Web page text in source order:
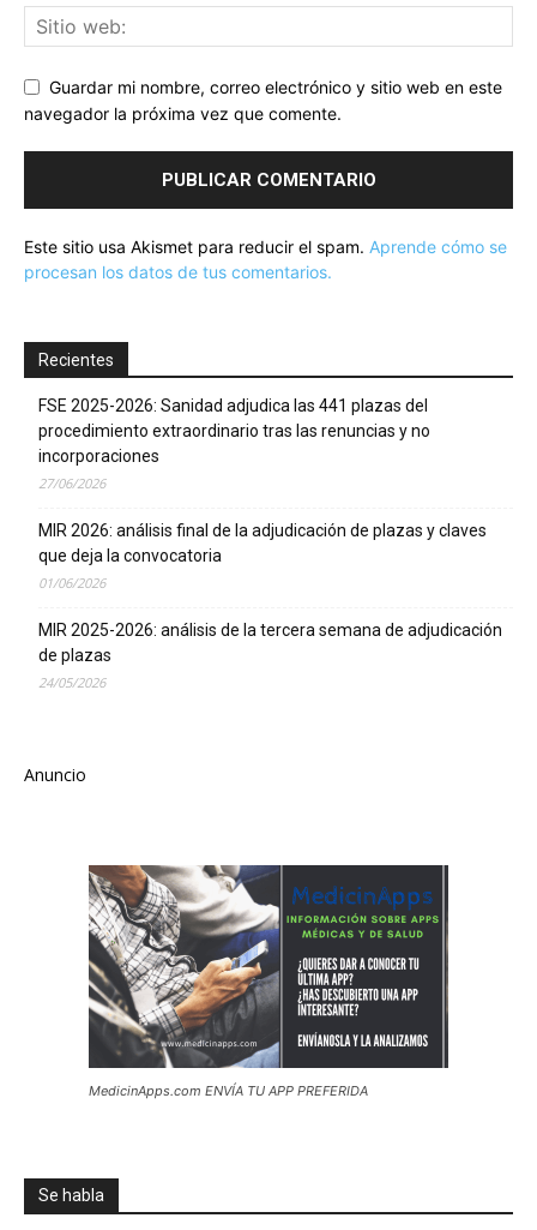
Guardar mi nombre, correo electrónico y sitio web en este
navegador la próxima vez que comente.
Este sitio usa Akismet para reducir el spam. Aprende cómo se
procesan los datos de tus comentarios.
Recientes
FSE 2025-2026: Sanidad adjudica las 441 plazas del
procedimiento extraordinario tras las renuncias y no
incorporaciones
27/06/2026
MIR 2026: análisis final de la adjudicación de plazas y claves
que deja la convocatoria
01/06/2026
MIR 2025-2026: análisis de la tercera semana de adjudicación
de plazas
24/05/2026
Anuncio
MedicinApps.com ENVÍA TU APP PREFERIDA
Se habla